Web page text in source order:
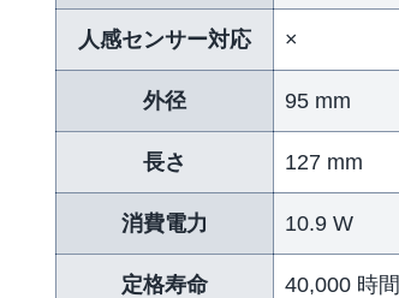
人感センサー対応 ×
外径 95 mm
長さ 127 mm
消費電力 10.9 W
定格寿命 40,000 時間